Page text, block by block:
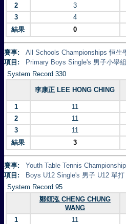
2
3
3
4
結果
0
賽事:
All Schools Championships 恒生
項目:
Primary Boys Single's 男子小學組
System Record 330
李康正 LEE HONG CHING
1
11
2
11
3
11
結果
3
賽事:
Youth Table Tennis
項目:
Boys U12 Single's 男子 U12 單打
System Record 95
鄭頌泓 CHENG CHUNG
WANG
1
11